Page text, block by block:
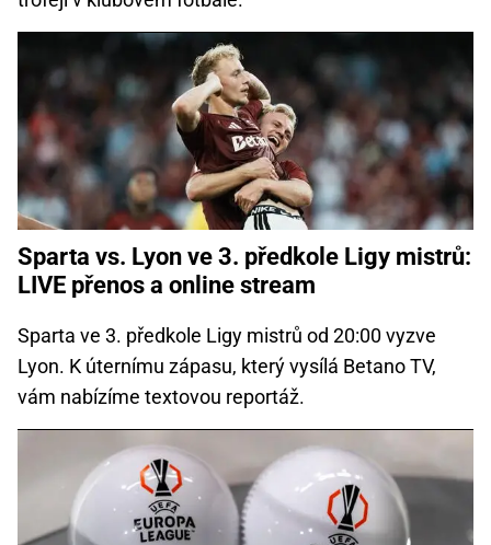
Sparta vs. Lyon ve 3. předkole Ligy mistrů:
LIVE přenos a online stream
Sparta ve 3. předkole Ligy mistrů od 20:00 vyzve
Lyon. K úternímu zápasu, který vysílá Betano TV,
vám nabízíme textovou reportáž.